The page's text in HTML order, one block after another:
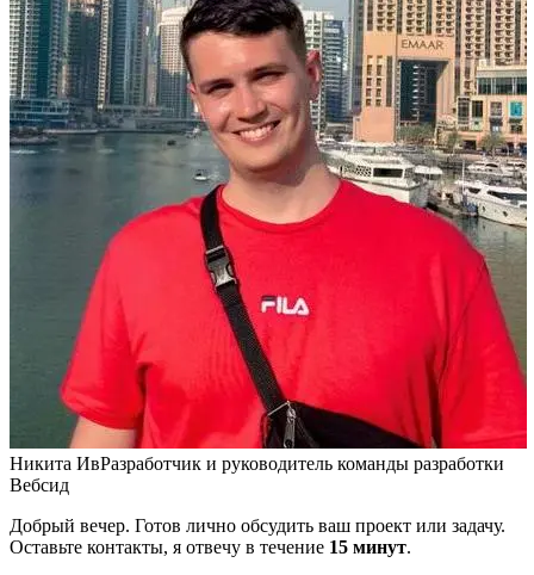
Никита ИвРазработчик и руководитель команды разработки
Вебсид
Добрый вечер. Готов лично обсудить ваш проект или задачу.
Оставьте контакты, я отвечу в течение 15 минут.